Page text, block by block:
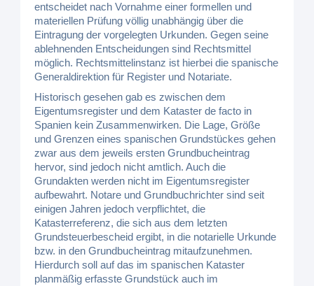
entscheidet nach Vornahme einer formellen und
materiellen Prüfung völlig unabhängig über die
Eintragung der vorgelegten Urkunden. Gegen seine
ablehnenden Entscheidungen sind Rechtsmittel
möglich. Rechtsmittelinstanz ist hierbei die spanische
Generaldirektion für Register und Notariate.
Historisch gesehen gab es zwischen dem
Eigentumsregister und dem Kataster de facto in
Spanien kein Zusammenwirken. Die Lage, Größe
und Grenzen eines spanischen Grundstückes gehen
zwar aus dem jeweils ersten Grundbucheintrag
hervor, sind jedoch nicht amtlich. Auch die
Grundakten werden nicht im Eigentumsregister
aufbewahrt. Notare und Grundbuchrichter sind seit
einigen Jahren jedoch verpflichtet, die
Katasterreferenz, die sich aus dem letzten
Grundsteuerbescheid ergibt, in die notarielle Urkunde
bzw. in den Grundbucheintrag mitaufzunehmen.
Hierdurch soll auf das im spanischen Kataster
planmäßig erfasste Grundstück auch im